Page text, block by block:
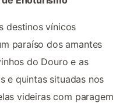
destinos vínicos
paraíso dos amantes
do Douro e as
e quintas situadas nos
videiras com paragem